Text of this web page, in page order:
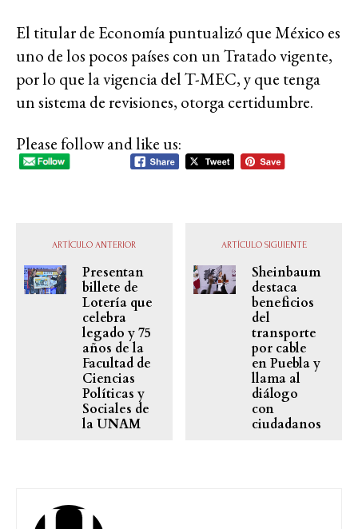
El titular de Economía puntualizó que México es
uno de los pocos países con un Tratado vigente,
por lo que la vigencia del T-MEC, y que tenga
un sistema de revisiones, otorga certidumbre.
Please follow and like us:
ARTÍCULO ANTERIOR
Presentan
billete de
Lotería que
celebra
legado y 75
años de la
Facultad de
Ciencias
Políticas y
Sociales de
la UNAM
ARTÍCULO SIGUIENTE
Sheinbaum
destaca
beneficios
del
transporte
por cable
en Puebla y
llama al
diálogo
con
ciudadanos